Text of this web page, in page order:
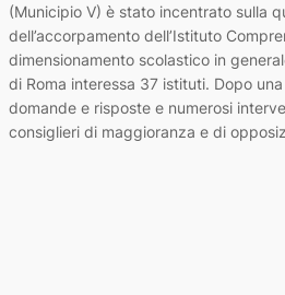
(Municipio V) è stato incentrato sulla
dell’accorpamento dell’Istituto
dimensionamento scolastico in
di Roma interessa 37 istituti. Dopo
domande e risposte e numerosi
consiglieri di maggioranza e di